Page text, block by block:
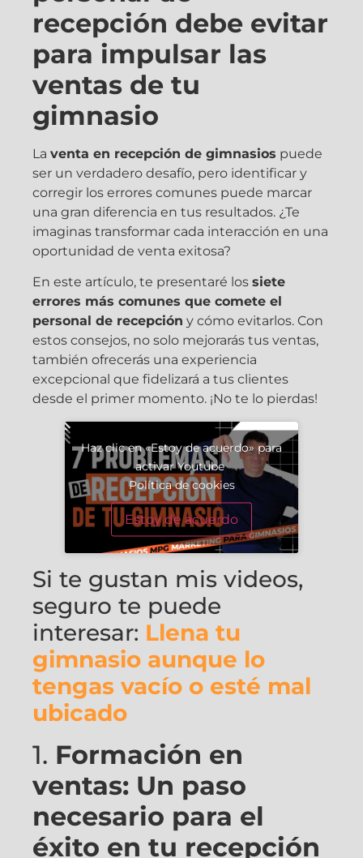
recepción debe evitar
para impulsar las
ventas de tu
gimnasio
La venta en recepción de gimnasios puede
ser un verdadero desafío, pero identificar y
corregir los errores comunes puede marcar
una gran diferencia en tus resultados. ¿Te
imaginas transformar cada interacción en una
oportunidad de venta exitosa?
En este artículo, te presentaré los siete
errores más comunes que comete el
personal de recepción y cómo evitarlos. Con
estos consejos, no solo mejorarás tus ventas,
también ofrecerás una experiencia
excepcional que fidelizará a tus clientes
desde el primer momento. ¡No te lo pierdas!
Haz clic en «Estoy de acuerdo» para
activar Youtube
Política de cookies
Estoy de acuerdo
Si te gustan mis videos,
seguro te puede
interesar: Llena tu
gimnasio aunque lo
tengas vacío o esté mal
ubicado
1. Formación en
ventas: Un paso
necesario para el
éxito en tu recepción